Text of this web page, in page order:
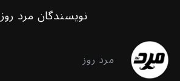
نویسندگان مرد روز
مرد روز